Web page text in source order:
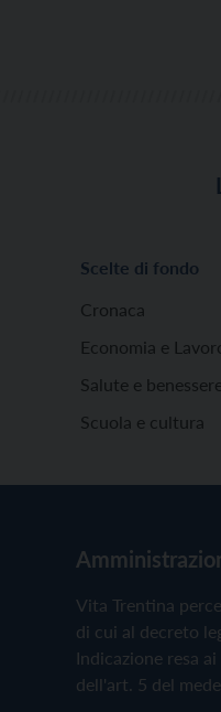
Scelte di fondo
Cronaca
Economia e
Salute e benessere
Scuola e cultura
Vita Trentina
di cui al decreto
Indicazione resa
dell'art. 5 del